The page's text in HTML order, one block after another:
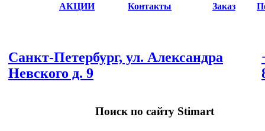
АКЦИИ Контакты Заказ
Санкт-Петербург, ул. Александра
Невского д. 9
Поиск по сайту Stimart